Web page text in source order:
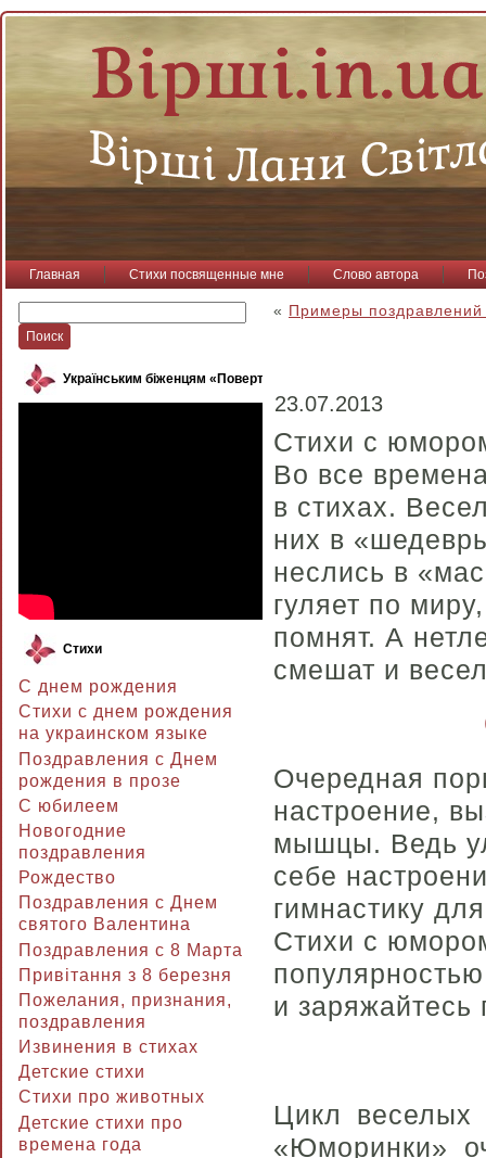
Главная Стихи посвященные мне Слово автора
Українським біженцям «Повертайся, пташко»
Стихи
С днем рождения
Стихи с днем рождения
на украинском языке
Поздравления с Днем
рождения в прозе
C юбилеем
Новогодние
поздравления
Рождество
Поздравления с Днем
святого Валентина
Поздравления с 8 Марта
Привітання з 8 березня
Пожелания, признания,
поздравления
Извинения в стихах
Детские стихи
Стихи про животных
Детские стихи про
времена года
« Примеры поздравлений
23.07.2013
Стихи с
Во все
в стихах.
них в
неслись в
гуляет по
помнят. А
смешат и
Очередная
настроение,
мышцы. Ведь
себе
гимнастику
Стихи с
и заряжайтесь
Цикл веселых
«Юморинки»